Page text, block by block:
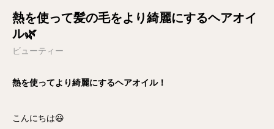
熱を使って髪の毛をより綺麗にするヘアオイ
ル🌿
ビューティー
熱を使ってより綺麗にするヘアオイル！
こんにちは😃